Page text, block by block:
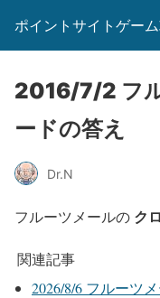
ポイントサイトゲー
2016/7/2 フ
ードの答え
Dr.N
フルーツメールの ク
関連記事
2026/8/6 フルーツ